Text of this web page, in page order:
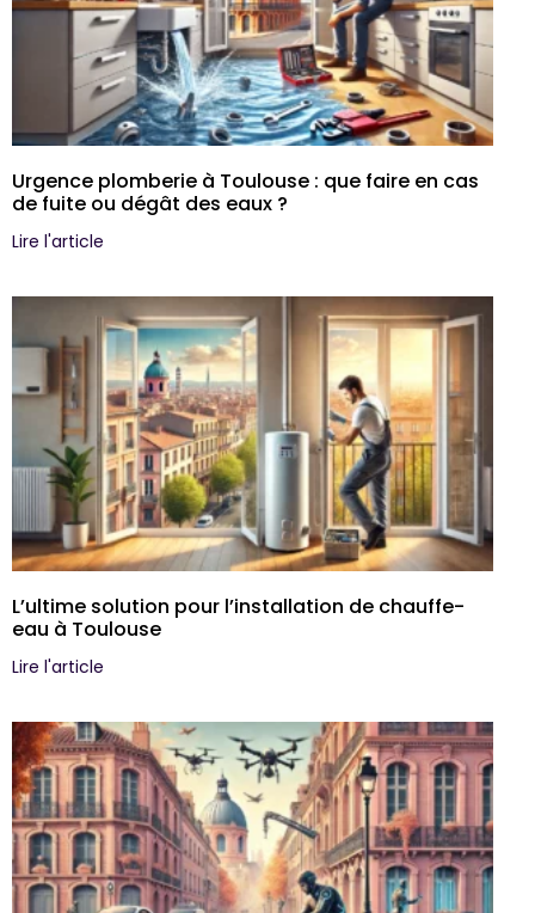
Urgence plomberie à Toulouse : que faire en cas
de fuite ou dégât des eaux ?
Lire l'article
L’ultime solution pour l’installation de chauffe-
eau à Toulouse
Lire l'article